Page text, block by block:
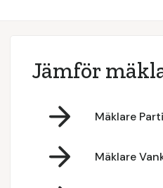
Jämför
Mäklare
Mäklare